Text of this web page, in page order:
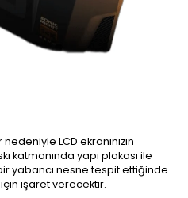
LCD ekranınızın
katmanında yapı plakası ile
yabancı nesne tespit ettiğinde
için işaret verecektir.